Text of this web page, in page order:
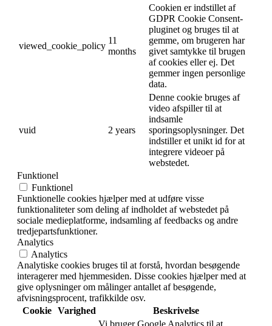
viewed_cookie_policy
11
months
Cookien er indstillet af
GDPR Cookie Consent-
pluginet og bruges til at
gemme, om brugeren har
givet samtykke til brugen
af cookies eller ej. Det
gemmer ingen personlige
data.
vuid 2 years
Denne cookie bruges af
video afspiller til at
indsamle
sporingsoplysninger. Det
indstiller et unikt id for at
integrere videoer på
webstedet.
Funktionel
Funktionel
Funktionelle cookies hjælper med at udføre visse
funktionaliteter som deling af indholdet af webstedet på
sociale medieplatforme, indsamling af feedbacks og andre
tredjepartsfunktioner.
Analytics
Analytics
Analytiske cookies bruges til at forstå, hvordan besøgende
interagerer med hjemmesiden. Disse cookies hjælper med at
give oplysninger om målinger antallet af besøgende,
afvisningsprocent, trafikkilde osv.
Cookie Varighed
Beskrivelse
Vi bruger Google Analytics til at